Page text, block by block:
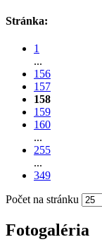
Stránka:
1
...
156
157
158
159
160
...
255
...
349
Počet na stránku
Fotogaléria